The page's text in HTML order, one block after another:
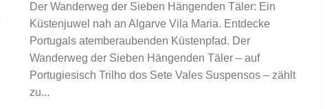
Der Wanderweg der Sieben Hängenden Täler: Ein
Küstenjuwel nah an Algarve Vila Maria. Entdecke
Portugals atemberaubenden Küstenpfad. Der
Wanderweg der Sieben Hängenden Täler – auf
Portugiesisch Trilho dos Sete Vales Suspensos – zählt
zu...